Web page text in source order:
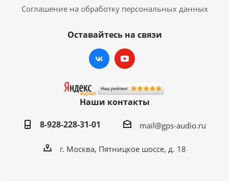
Соглашение на обработку персональных данных
Оставайтесь на связи
Наши контакты
8-928-228-31-01
mail@gps-audio.ru
г. Москва, Пятницкое шоссе, д. 18